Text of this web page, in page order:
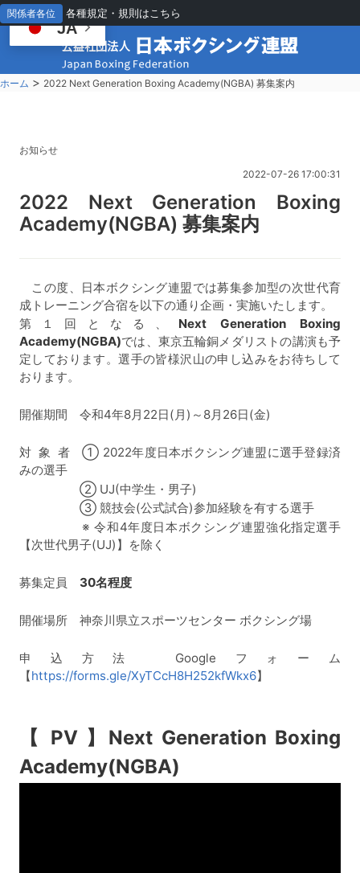
関係者各位 各種規定・規則はこちら
ホーム > 2022 Next Generation Boxing Academy(NGBA) 募集案内
お知らせ
2022-07-26 17:00:31
2022 Next Generation Boxing
Academy(NGBA) 募集案内
この度、日本ボクシング連盟では募集参加型の次世代育
成トレーニング合宿を以下の通り企画・実施いたします。
第１回となる、 Next Generation Boxing
Academy(NGBA)では、東京五輪銅メダリストの講演も予
定しております。選手の皆様沢山の申し込みをお待ちして
おります。
開催期間 令和4年8月22日(月)～8月26日(金)
対 象 者 ① 2022年度日本ボクシング連盟に選手登録済
みの選手
② UJ(中学生・男子)
③ 競技会(公式試合)参加経験を有する選手
※ 令和4年度日本ボクシング連盟強化指定選手
【次世代男子(UJ)】を除く
募集定員 30名程度
開催場所 神奈川県立スポーツセンター ボクシング場
申込方法 Googleフォーム
【https://forms.gle/XyTCcH8H252kfWkx6】
【 PV 】 Next Generation Boxing
Academy(NGBA)
JA